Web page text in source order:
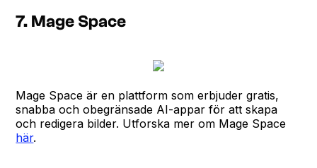
7. Mage Space
Mage Space är en plattform som erbjuder gratis,
snabba och obegränsade AI-appar för att skapa
och redigera bilder. Utforska mer om Mage Space
här.